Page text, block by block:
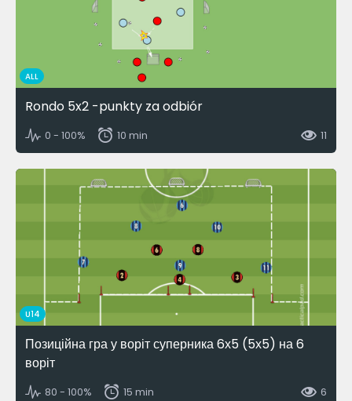
ALL
Rondo 5x2 -punkty za odbiór
0 - 100% 10 min 11
U14
Позиційна гра у воріт суперника 6х5 (5х5) на 6
воріт
80 - 100% 15 min 6